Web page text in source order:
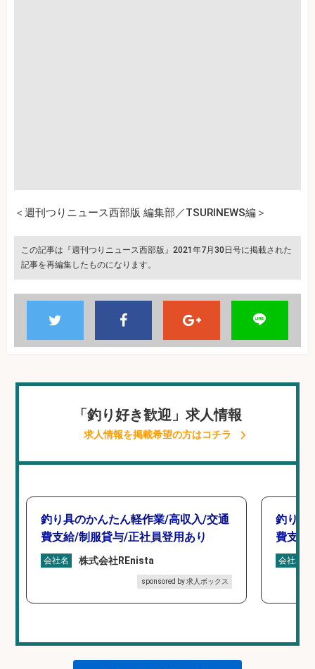
＜週刊つりニュース西部版 編集部／TSURINEWS編＞
この記事は『週刊つりニュース西部版』2021年7月30日号に掲載された
記事を再編集したものになります。
「釣り好き歓迎」求人情報
求人情報を掲載希望の方はコチラ
釣り具のかんたん軽作業/高収入/交通
費支給/制服貸与/正社員登用あり
会社名 株式会社REnista
sponsored by 求人ボックス
釣り具
費支給
会社名